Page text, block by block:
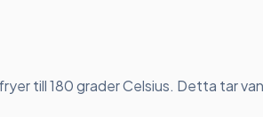
till 180 grader Celsius. Detta tar